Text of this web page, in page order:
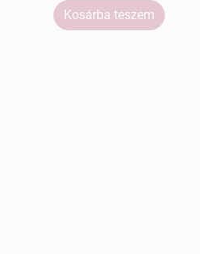
Kosárba teszem